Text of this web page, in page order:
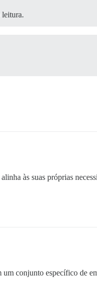
leitura.
às suas próprias
conjunto específico de